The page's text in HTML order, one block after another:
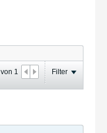
von 1 Filter